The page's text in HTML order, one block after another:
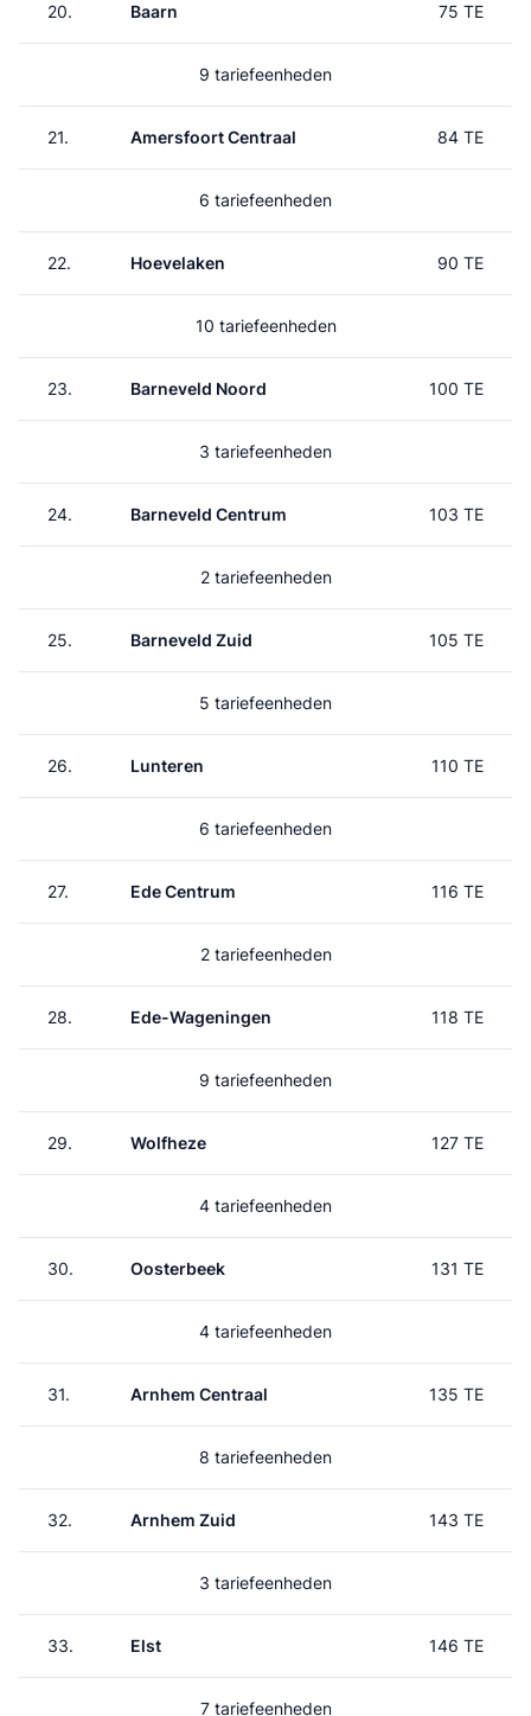
20. Baarn 75 TE
9 tariefeenheden
21. Amersfoort Centraal 84 TE
6 tariefeenheden
22. Hoevelaken 90 TE
10 tariefeenheden
23. Barneveld Noord 100 TE
3 tariefeenheden
24. Barneveld Centrum 103 TE
2 tariefeenheden
25. Barneveld Zuid 105 TE
5 tariefeenheden
26. Lunteren 110 TE
6 tariefeenheden
27. Ede Centrum 116 TE
2 tariefeenheden
28. Ede-Wageningen 118 TE
9 tariefeenheden
29. Wolfheze 127 TE
4 tariefeenheden
30. Oosterbeek 131 TE
4 tariefeenheden
31. Arnhem Centraal 135 TE
8 tariefeenheden
32. Arnhem Zuid 143 TE
3 tariefeenheden
33. Elst 146 TE
7 tariefeenheden